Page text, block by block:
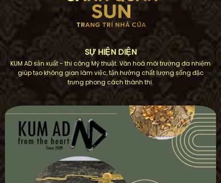
SỰ HIỆN DIỆN
KUM AD sản xuất - thi công Mỹ thuật. Văn hoá môi trường đa nhiệm
giúp tạo không gian làm việc, tận hưởng chất lượng sống đặc
trưng phong cách thành thị.